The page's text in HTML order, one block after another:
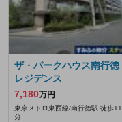
ザ・パークハウス南行徳
レジデンス
7,180万円
東京メトロ東西線/南行徳駅 徒歩11
分